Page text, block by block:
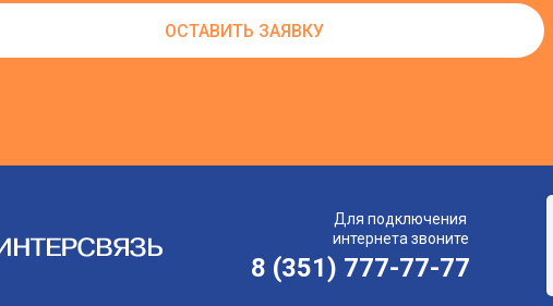
ОСТАВИТЬ ЗАЯВКУ
8 (351) 777-77-77
Для подключения
интернета звоните